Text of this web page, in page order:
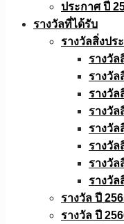
ประกาศ ปี
รางวัลที่ได้รับ
รางวัลสิ่งป
รางวั
รางวั
รางวั
รางวั
รางวั
รางวั
รางวั
รางวั
รางวัล ปี
รางวัล ปี